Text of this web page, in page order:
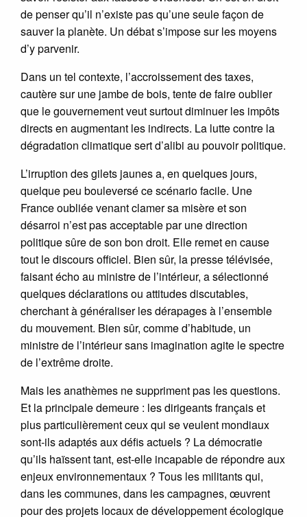
de penser qu’il n’existe pas qu’une seule façon de
sauver la planète. Un débat s’impose sur les moyens
d’y parvenir.
Dans un tel contexte, l’accroissement des taxes,
cautère sur une jambe de bois, tente de faire oublier
que le gouvernement veut surtout diminuer les impôts
directs en augmentant les indirects. La lutte contre la
dégradation climatique sert d’alibi au pouvoir politique.
L’irruption des gilets jaunes a, en quelques jours,
quelque peu bouleversé ce scénario facile. Une
France oubliée venant clamer sa misère et son
désarroi n’est pas acceptable par une direction
politique sûre de son bon droit. Elle remet en cause
tout le discours officiel. Bien sûr, la presse télévisée,
faisant écho au ministre de l’intérieur, a sélectionné
quelques déclarations ou attitudes discutables,
cherchant à généraliser les dérapages à l’ensemble
du mouvement. Bien sûr, comme d’habitude, un
ministre de l’intérieur sans imagination agite le spectre
de l’extrême droite.
Mais les anathèmes ne suppriment pas les questions.
Et la principale demeure : les dirigeants français et
plus particulièrement ceux qui se veulent mondiaux
sont-ils adaptés aux défis actuels ? La démocratie
qu’ils haïssent tant, est-elle incapable de répondre aux
enjeux environnementaux ? Tous les militants qui,
dans les communes, dans les campagnes, œuvrent
pour des projets locaux de développement écologique